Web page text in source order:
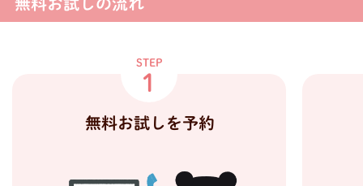
無料お試しの流れ
STEP
1
無料お試しを予約